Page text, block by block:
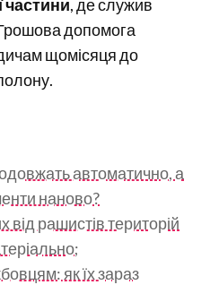
частини, де служив
допомога
щомісяця до
автоматично, а
наново?
від рашистів територій
як їх зараз